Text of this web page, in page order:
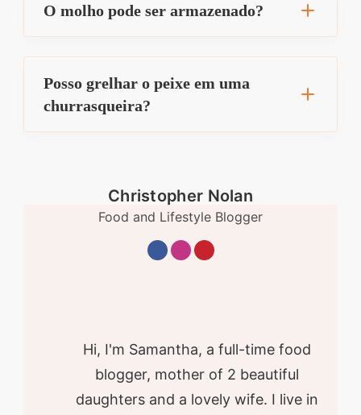
O molho pode ser armazenado?
Posso grelhar o peixe em uma
churrasqueira?
Christopher Nolan
Food and Lifestyle Blogger
Hi, I'm Samantha, a full-time food
blogger, mother of 2 beautiful
daughters and a lovely wife. I live in